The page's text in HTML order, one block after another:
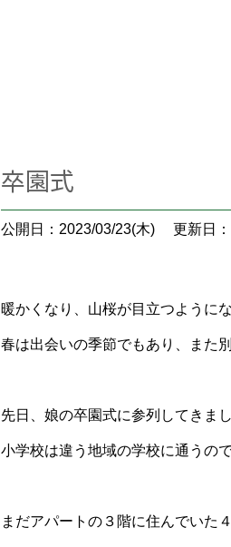
卒園式
公開日：2023/03/23(木) 更新日
暖かくなり、山桜が目立つように
春は出会いの季節でもあり、また
先日、娘の卒園式に参列してきまし
小学校は違う地域の学校に通うの
まだアパートの３階に住んでいた